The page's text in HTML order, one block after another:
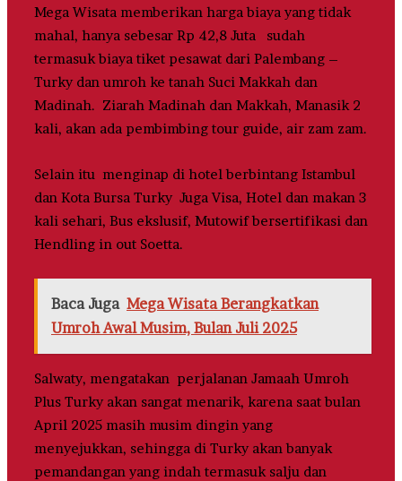
Mega Wisata memberikan harga biaya yang tidak
mahal, hanya sebesar Rp 42,8 Juta sudah
termasuk biaya tiket pesawat dari Palembang –
Turky dan umroh ke tanah Suci Makkah dan
Madinah. Ziarah Madinah dan Makkah, Manasik 2
kali, akan ada pembimbing tour guide, air zam zam.
Selain itu menginap di hotel berbintang Istambul
dan Kota Bursa Turky Juga Visa, Hotel dan makan 3
kali sehari, Bus ekslusif, Mutowif bersertifikasi dan
Hendling in out Soetta.
Baca Juga Mega Wisata Berangkatkan
Umroh Awal Musim, Bulan Juli 2025
Salwaty, mengatakan perjalanan Jamaah Umroh
Plus Turky akan sangat menarik, karena saat bulan
April 2025 masih musim dingin yang
menyejukkan, sehingga di Turky akan banyak
pemandangan yang indah termasuk salju dan